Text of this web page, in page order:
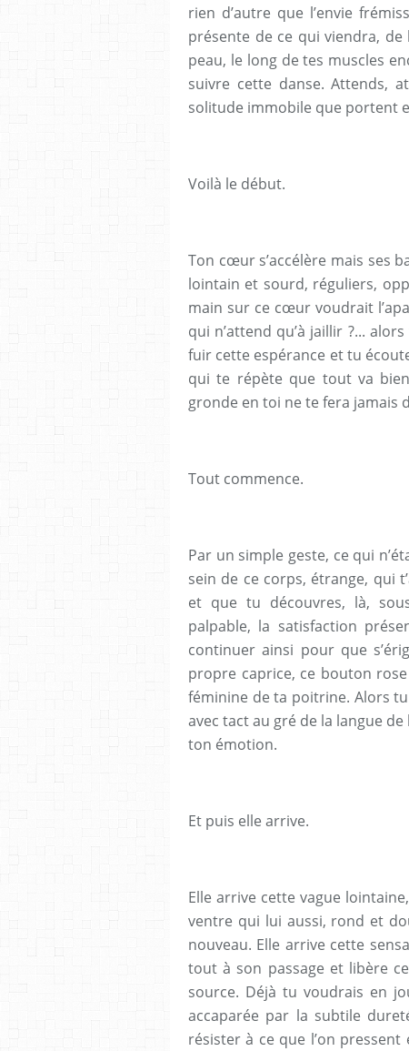
rien d’autre que l’envie
présente de ce qui viendra,
peau, le long de tes muscles
suivre cette danse. Attends,
solitude immobile que portent
Voilà le début.
Ton cœur s’accélère mais ses
lointain et sourd, réguliers,
main sur ce cœur voudrait
qui n’attend qu’à jaillir ?...
fuir cette espérance et tu
qui te répète que tout va
gronde en toi ne te fera jamais
Tout commence.
Par un simple geste, ce qui
sein de ce corps, étrange, qui
et que tu découvres, là,
palpable, la satisfaction
continuer ainsi pour que
propre caprice, ce bouton
féminine de ta poitrine. Alors
avec tact au gré de la langue
ton émotion.
Et puis elle arrive.
Elle arrive cette vague
ventre qui lui aussi, rond et
nouveau. Elle arrive cette
tout à son passage et libère
source. Déjà tu voudrais en
accaparée par la subtile
résister à ce que l’on